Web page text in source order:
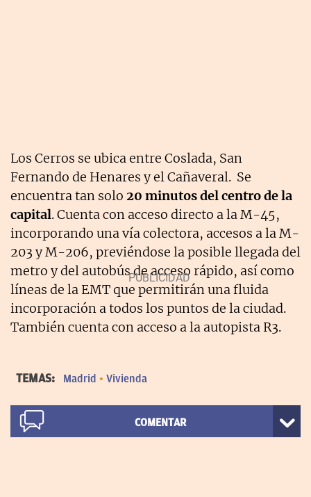
Los Cerros se ubica entre Coslada, San
Fernando de Henares y el Cañaveral. Se
encuentra tan solo 20 minutos del centro de la
capital. Cuenta con acceso directo a la M-45,
incorporando una vía colectora, accesos a la M-
203 y M-206, previéndose la posible llegada del
metro y del autobús de acceso rápido, así como
líneas de la EMT que permitirán una fluida
incorporación a todos los puntos de la ciudad.
También cuenta con acceso a la autopista R3.
TEMAS: Madrid Vivienda
COMENTAR